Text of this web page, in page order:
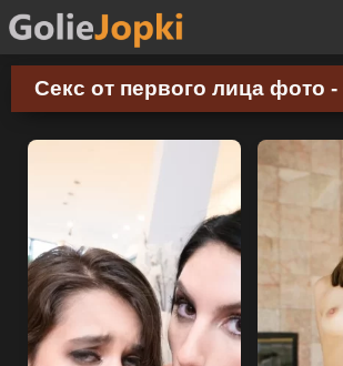
Секс от первого лица фото